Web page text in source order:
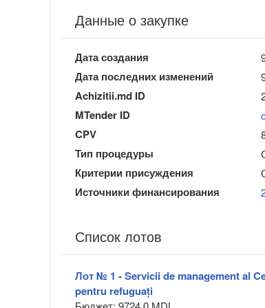
Данные о закупке
Дата создания
Дата последних изменений
Achizitii.md ID
MTender ID
CPV
Тип процедуры
Критерии присуждения
Источники финансирования
Список лотов
Лот № 1 - Servicii de management al
pentru refuguați